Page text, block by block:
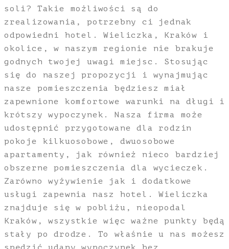
soli? Takie możliwości są do
zrealizowania, potrzebny ci jednak
odpowiedni hotel. Wieliczka, Kraków i
okolice, w naszym regionie nie brakuje
godnych twojej uwagi miejsc. Stosując
się do naszej propozycji i wynajmując
nasze pomieszczenia będziesz miał
zapewnione komfortowe warunki na długi i
krótszy wypoczynek. Nasza firma może
udostępnić przygotowane dla rodzin
pokoje kilkuosobowe, dwuosobowe
apartamenty, jak również nieco bardziej
obszerne pomieszczenia dla wycieczek.
Zarówno wyżywienie jak i dodatkowe
usługi zapewnia nasz hotel. Wieliczka
znajduje się w pobliżu, nieopodal
Kraków, wszystkie więc ważne punkty będą
stały po drodze. To właśnie u nas możesz